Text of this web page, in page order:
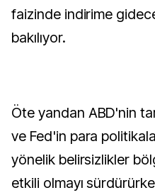
faizinde indirime
bakılıyor.
Öte yandan ABD'nin
ve Fed'in para
yönelik belirsizlikler
etkili olmayı